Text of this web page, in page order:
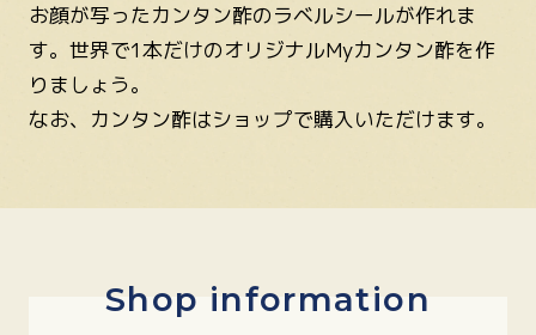
お顔が写ったカンタン酢のラベルシールが作れま
す。世界で1本だけのオリジナルMyカンタン酢を作
りましょう。
なお、カンタン酢はショップで購入いただけます。
Shop information